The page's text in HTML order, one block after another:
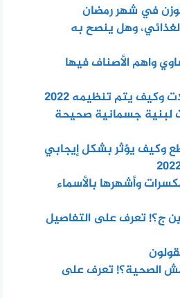
في شهر رمضان
وهل ينصح به
واهم الأصناف فيها
وكيف يتم تنظيمه 2022
لبنية جسمانية صحيحة
وكيف يؤثر بشكل إيجابي
وأشهرها بالأسماء
ج؟! تعرف على التفاصيل
الصحية؟! تعرف على